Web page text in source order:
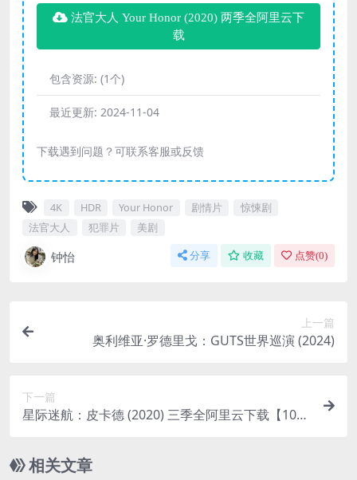
法官大人 Your Honor (2020) 两季全阿里云下
载
包含资源: (1个)
最近更新: 2024-11-04
下载遇到问题？可联系客服或反馈
4K HDR Your Honor 剧情片
惊悚剧
法官大人
犯罪片 美剧
钟怡 分享 收藏 点赞(0)
上一篇
奥利维亚·罗德里戈：GUTS世界巡演 (2024)
下一篇
星际迷航：皮卡德 (2020) 三季全阿里云下载【1080
相关文章